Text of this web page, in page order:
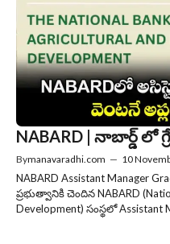
NABARD | నాబార్డ్ లో
Bymanavaradhi.com — 10
NABARD Assistant Manager
ప్రభుత్వానికి చెందిన NABARD
Development) సంస్థలో Assistant